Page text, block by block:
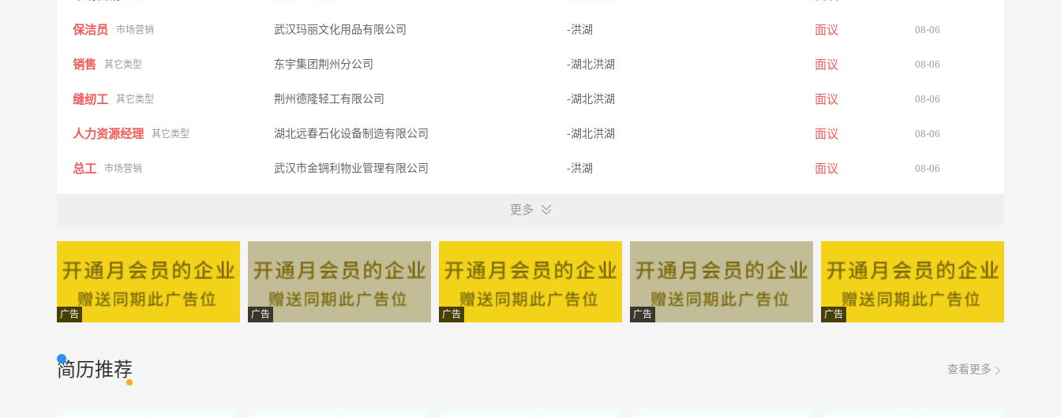
保洁员 市场营销 武汉玛丽文化用品有限公司 -洪湖 面议 08-06
销售 其它类型 东宇集团荆州分公司 -湖北洪湖 面议 08-06
缝纫工 其它类型 荆州德隆轻工有限公司 -湖北洪湖 面议 08-06
人力资源经理 其它类型 湖北远春石化设备制造有限公司 -湖北洪湖 面议 08-06
总工 市场营销 武汉市金锎利物业管理有限公司 -洪湖 面议 08-06
微信qq推广 市场营销 武汉东方弘泰网络科技有限公司 -洪湖 面议 08-06
汽车维修主管 市场营销 武汉市硚口区万佳汽车修理厂 -洪湖 面议 08-06
人事总监 市场营销
更多
广告 广告 广告 广告 广告
简历推荐 查看更多